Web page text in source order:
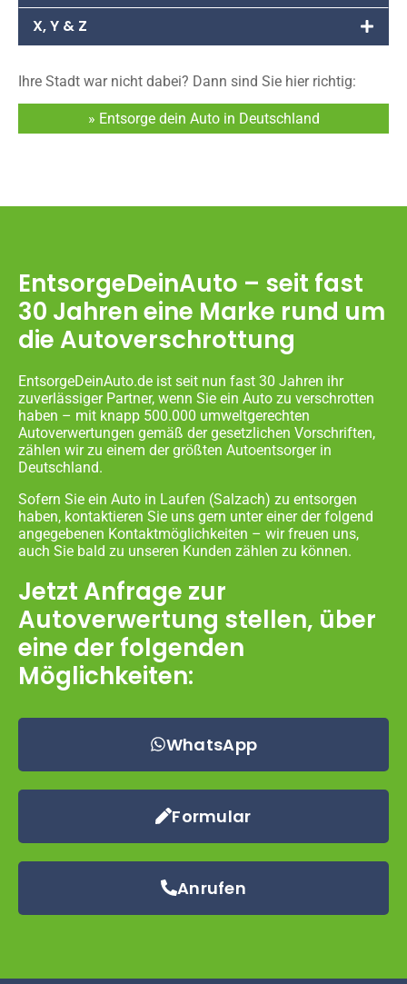
X, Y & Z
Ihre Stadt war nicht dabei? Dann sind Sie hier richtig:
» Entsorge dein Auto in Deutschland
EntsorgeDeinAuto – seit fast
30 Jahren eine Marke rund um
die Autoverschrottung
EntsorgeDeinAuto.de ist seit nun fast 30 Jahren ihr
zuverlässiger Partner, wenn Sie ein Auto zu verschrotten
haben – mit knapp 500.000 umweltgerechten
Autoverwertungen gemäß der gesetzlichen Vorschriften,
zählen wir zu einem der größten Autoentsorger in
Deutschland.
Sofern Sie ein Auto in Laufen (Salzach) zu entsorgen
haben, kontaktieren Sie uns gern unter einer der folgend
angegebenen Kontaktmöglichkeiten – wir freuen uns,
auch Sie bald zu unseren Kunden zählen zu können.
Jetzt Anfrage zur
Autoverwertung stellen, über
eine der folgenden
Möglichkeiten:
WhatsApp
Formular
Anrufen